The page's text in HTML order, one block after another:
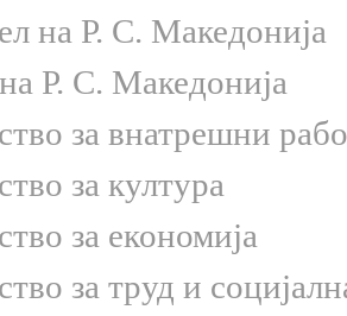
на Р. С. Македонија
Р. С. Македонија
за внатрешни
за култура
за економија
за труд и